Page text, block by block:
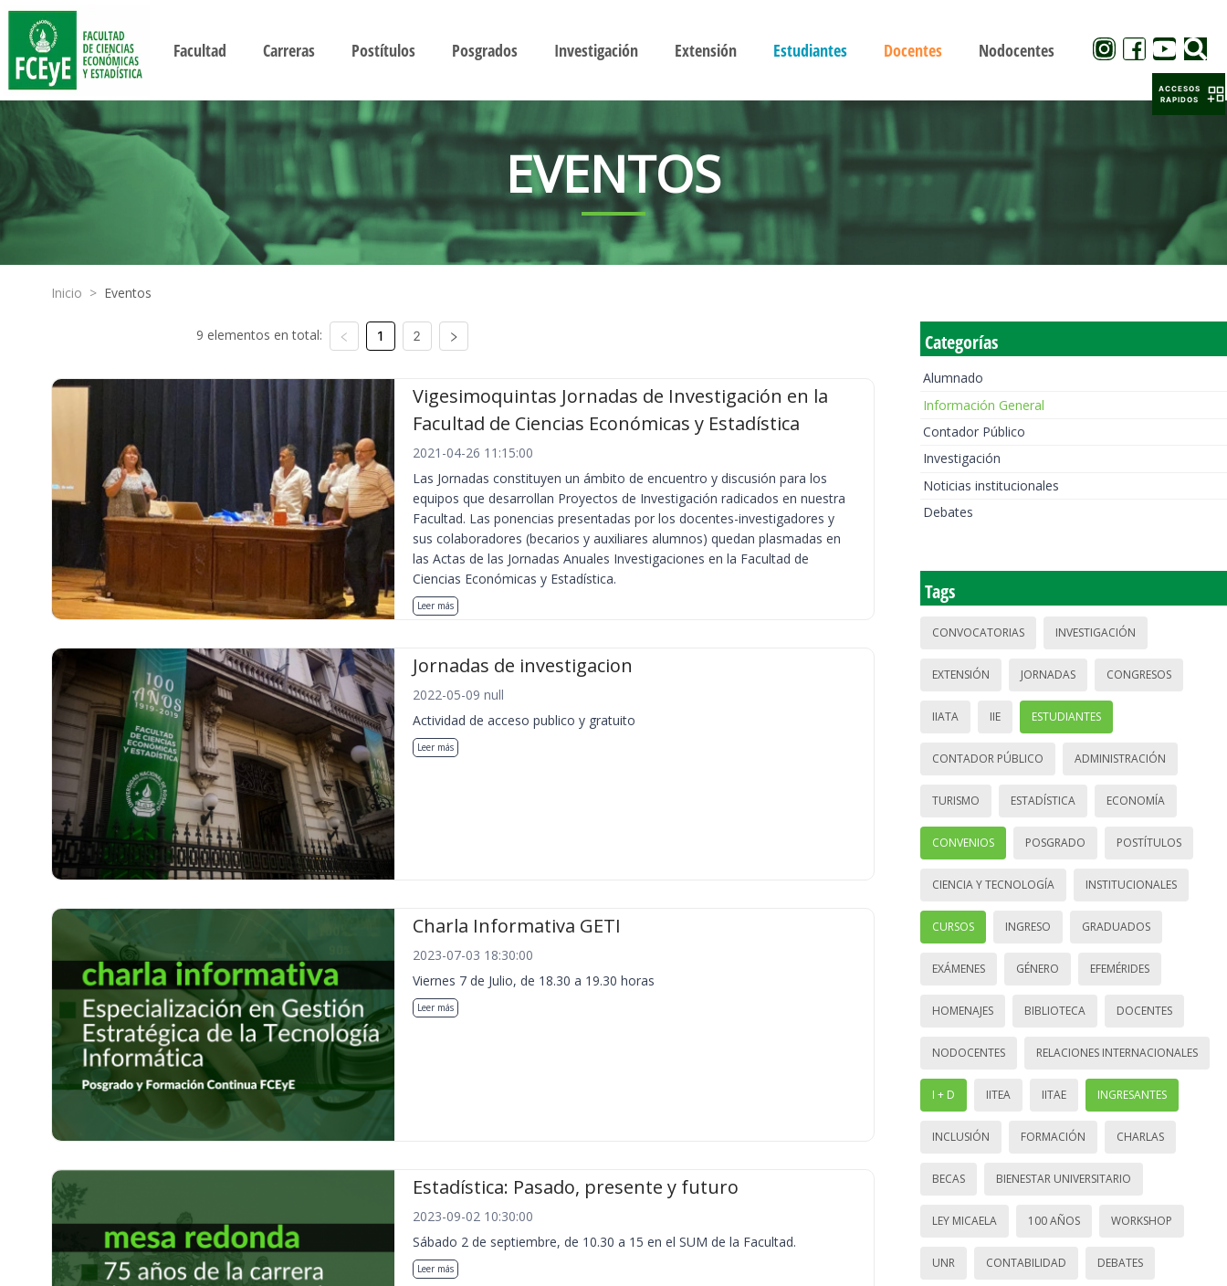
Facultad Carreras Postítulos Posgrados Investigación Extensión Estudiantes Docentes Nodocentes
EVENTOS
Inicio > Eventos
9 elementos en total: 1 2
Vigesimoquintas Jornadas de Investigación en la
Facultad de Ciencias Económicas y Estadística
2021-04-26 11:15:00
Las Jornadas constituyen un ámbito de encuentro y discusión para los
equipos que desarrollan Proyectos de Investigación radicados en nuestra
Facultad. Las ponencias presentadas por los docentes-investigadores y
sus colaboradores (becarios y auxiliares alumnos) quedan plasmadas en
las Actas de las Jornadas Anuales Investigaciones en la Facultad de
Ciencias Económicas y Estadística.
Leer más
Jornadas de investigacion
2022-05-09 null
Actividad de acceso publico y gratuito
Leer más
Charla Informativa GETI
2023-07-03 18:30:00
Viernes 7 de Julio, de 18.30 a 19.30 horas
Leer más
Estadística: Pasado, presente y futuro
2023-09-02 10:30:00
Sábado 2 de septiembre, de 10.30 a 15 en el SUM de la Facultad.
Leer más
Categorías
Alumnado
Información General
Contador Público
Investigación
Noticias institucionales
Debates
Tags
CONVOCATORIAS INVESTIGACIÓN
EXTENSIÓN JORNADAS CONGRESOS
IIATA IIE ESTUDIANTES
CONTADOR PÚBLICO ADMINISTRACIÓN
TURISMO ESTADÍSTICA ECONOMÍA
CONVENIOS POSGRADO POSTÍTULOS
CIENCIA Y TECNOLOGÍA INSTITUCIONALES
CURSOS INGRESO GRADUADOS
EXÁMENES GÉNERO EFEMÉRIDES
HOMENAJES BIBLIOTECA DOCENTES
NODOCENTES RELACIONES INTERNACIONALES
I + D IITEA IITAE INGRESANTES
INCLUSIÓN FORMACIÓN CHARLAS
BECAS BIENESTAR UNIVERSITARIO
LEY MICAELA 100 AÑOS WORKSHOP
UNR CONTABILIDAD DEBATES
ACCESOS
RAPIDOS